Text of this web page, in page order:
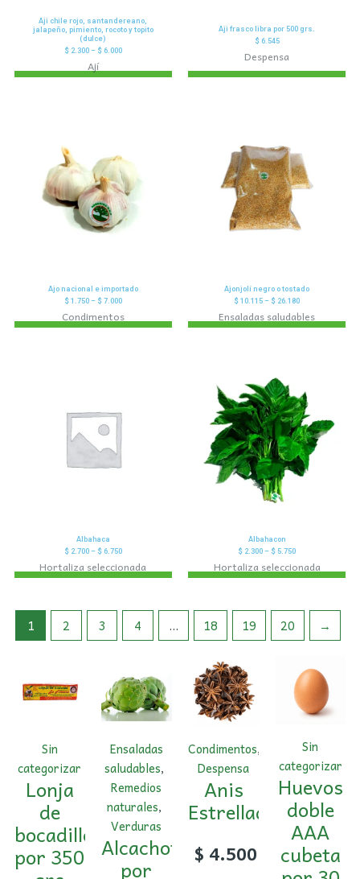
Aji chile rojo, santandereano,
jalapeño, pimiento, rocoto y topito
(dulce)
$2.300– $6.000
Ají
Aji frasco libra por 500 grs.
$6.545
Despensa
Ajo nacional e importado
$1.750– $7.000
Condimentos
Ajonjolí negro o tostado
$ 10.115 – $ 26.180
Ensaladas saludables
Albahaca
$2.700– $6.750
Hortaliza seleccionada
Albahacon
$ 2.300 – $ 5.750
Hortaliza seleccionada
1 2 3 4 … 18 19 20 →
Sin
categorizar
Lonja
de
bocadillo
por 350
Ensaladas
saludables,
Remedios
naturales,
Verduras
Alcachofa
por
Condimentos,
Despensa
Anis
Estrellado
$ 4.500
Sin
categorizar
Huevos
doble
AAA
cubeta